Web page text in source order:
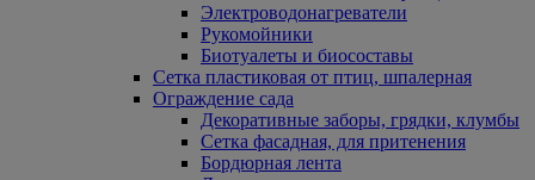
Электроводонагреватели
Рукомойники
Биотуалеты и биосоставы
Сетка пластиковая от птиц, шпалерная
Ограждение сада
Декоративные заборы, грядки, клумбы
Сетка фасадная, для притенения
Бордюрная лента